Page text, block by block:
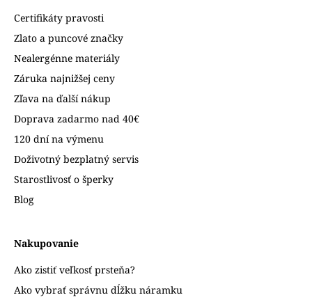
Certifikáty pravosti
Zlato a puncové značky
Nealergénne materiály
Záruka najnižšej ceny
Zľava na ďalší nákup
Doprava zadarmo nad 40€
120 dní na výmenu
Doživotný bezplatný servis
Starostlivosť o šperky
Blog
Nakupovanie
Ako zistiť veľkosť prsteňa?
Ako vybrať správnu dĺžku náramku